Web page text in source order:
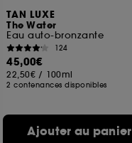
TAN LUXE
The Water
Eau auto-bronzante
124
45,00€
22,50€ / 100ml
2 contenances disponibles
Ajouter au panier